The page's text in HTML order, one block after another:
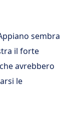
sembra
il forte
che avrebbero
le